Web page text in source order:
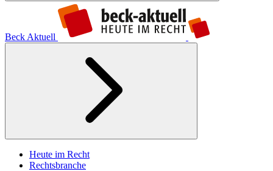
Beck Aktuell
Heute im Recht
Rechtsbranche